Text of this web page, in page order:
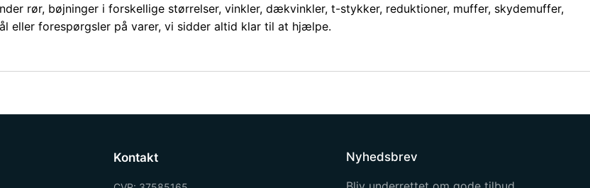
rør, bøjninger i forskellige størrelser, vinkler, dækvinkler, t-stykker, reduktioner, muffer, skydemuffer,
eller forespørgsler på varer, vi sidder altid klar til at hjælpe.
Kontakt Nyhedsbrev